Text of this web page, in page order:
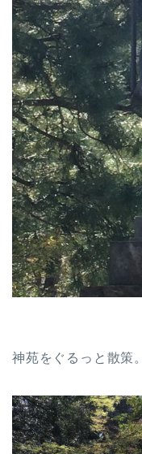
神苑をぐるっと散策。